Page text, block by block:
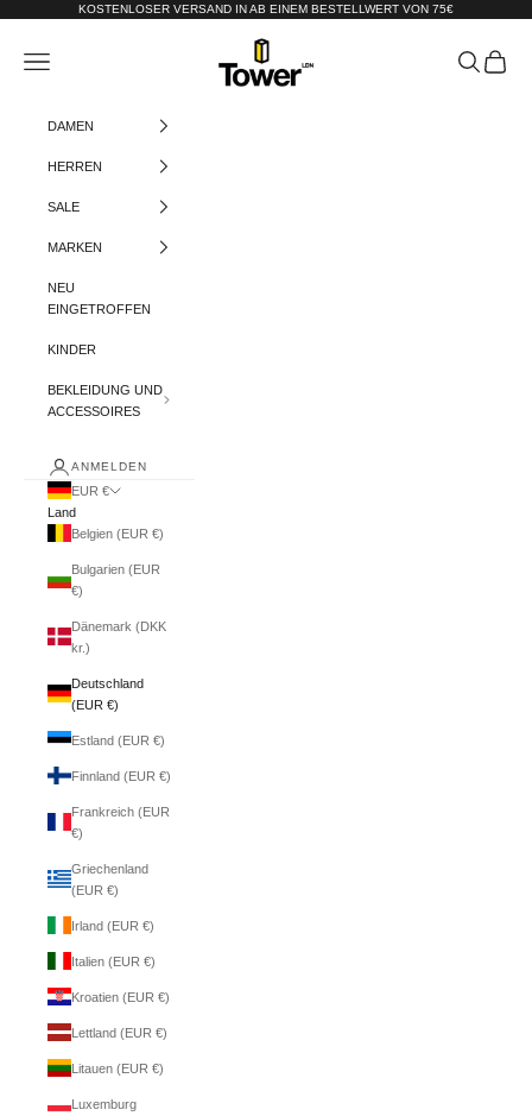
Zum Inhalt springenKOSTENLOSER VERSAND IN AB EINEM BESTELLWERT VON 75€
Tower-London.De
Menü Suchen
DAMEN
HERREN
SALE
MARKEN
NEU
EINGETROFFEN
KINDER
BEKLEIDUNG UND
ACCESSOIRES
ANMELDEN
EUR €
Land
Belgien (EUR €)
Bulgarien (EUR
€)
Dänemark (DKK
kr.)
Deutschland
(EUR €)
Estland (EUR €)
Finnland (EUR €)
Frankreich (EUR
€)
Griechenland
(EUR €)
Irland (EUR €)
Italien (EUR €)
Kroatien (EUR €)
Lettland (EUR €)
Litauen (EUR €)
Luxemburg